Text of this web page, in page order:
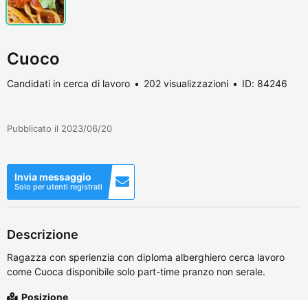
Cuoco
Candidati in cerca di lavoro 202 visualizzazioni ID: 84246
Pubblicato il 2023/06/20
Invia messaggio
Solo per utenti registrati
Descrizione
Ragazza con sperienzia con diploma alberghiero cerca lavoro
come Cuoca disponibile solo part-time pranzo non serale.
Posizione